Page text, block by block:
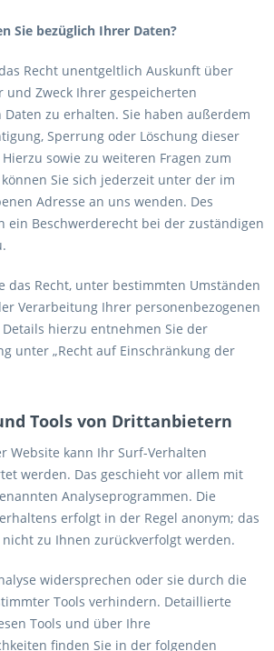
Sie bezüglich Ihrer Daten?
Recht unentgeltlich Auskunft über
und Zweck Ihrer gespeicherten
Daten zu erhalten. Sie haben außerdem
Sperrung oder Löschung dieser
sowie zu weiteren Fragen zum
Sie sich jederzeit unter der im
Adresse an uns wenden. Des
ein Beschwerderecht bei der zuständigen
das Recht, unter bestimmten Umständen
Verarbeitung Ihrer personenbezogenen
hierzu entnehmen Sie der
unter „Recht auf Einschränkung der
Tools von Drittanbietern
Website kann Ihr Surf-Verhalten
werden. Das geschieht vor allem mit
Analyseprogrammen. Die
erfolgt in der Regel anonym; das
zu Ihnen zurückverfolgt werden.
widersprechen oder sie durch die
Tools verhindern. Detaillierte
Tools und über Ihre
finden Sie in der folgenden